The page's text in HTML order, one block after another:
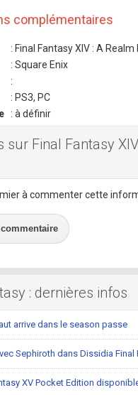
complémentaires
: Final Fantasy XIV : A Realm
: Square Enix
:
: PS3, PC
: à définir
sur Final Fantasy
à commenter cette
: dernières infos
arrive dans le season passe
Sephiroth dans Dissidia Final
XV Pocket Edition